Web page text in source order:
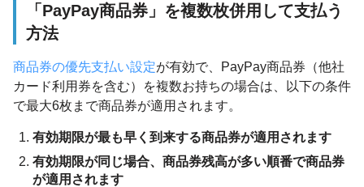
「PayPay商品券」を複数枚併用して支払う
方法
商品券の優先支払い設定が有効で、PayPay商品券（他社
カード利用券を含む）を複数お持ちの場合は、以下の条件
で最大6枚まで商品券が適用されます。
有効期限が最も早く到来する商品券が適用されます
有効期限が同じ場合、商品券残高が多い順番で商品券
が適用されます